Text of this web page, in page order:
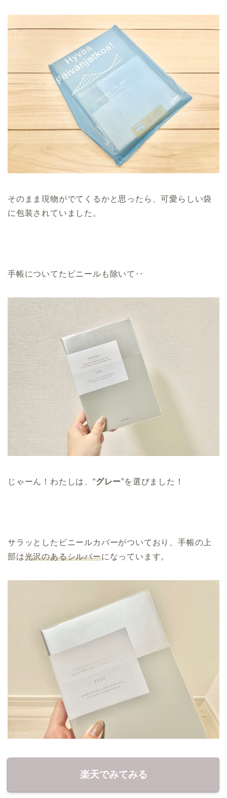
そのまま現物がでてくるかと思ったら、可愛らしい袋
に包装されていました。
手帳についてたビニールも除いて‥
じゃーん！わたしは、“グレー”を選びました！
サラッとしたビニールカバーがついており、手帳の上
部は光沢のあるシルバーになっています。
楽天でみてみる